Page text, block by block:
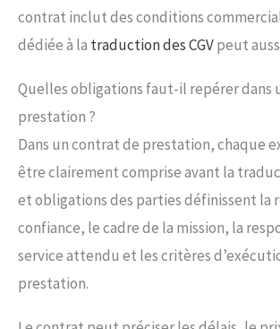
contrat inclut des conditions
dédiée à la traduction des CGVpeut
Quelles obligations faut-il repérer dans
prestation ?
Dans un contrat de prestation, chaque
être clairement comprise avant la
et obligations des parties définissent la
confiance, le cadre de la mission, la
service attendu et les critères
prestation.